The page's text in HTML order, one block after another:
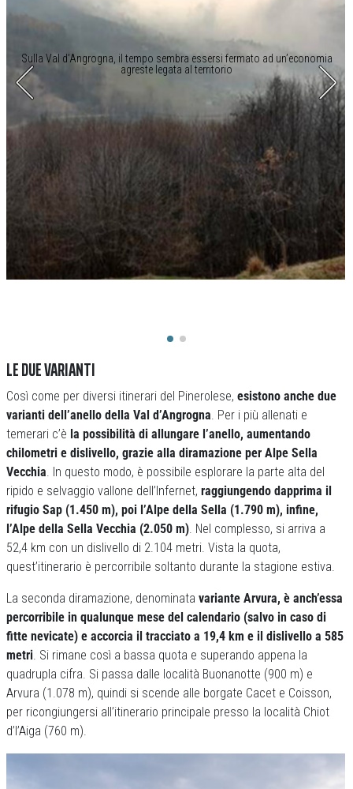
Sulla Val d’Angrogna, il tempo sembra essersi fermato ad un’economia
agreste legata al territorio
LE DUE VARIANTI
Così come per diversi itinerari del Pinerolese, esistono anche due
varianti dell’anello della Val d’Angrogna. Per i più allenati e
temerari c’è la possibilità di allungare l’anello, aumentando
chilometri e dislivello, grazie alla diramazione per Alpe Sella
Vecchia. In questo modo, è possibile esplorare la parte alta del
ripido e selvaggio vallone dell’Infernet, raggiungendo dapprima il
rifugio Sap (1.450 m), poi l’Alpe della Sella (1.790 m), infine,
l’Alpe della Sella Vecchia (2.050 m). Nel complesso, si arriva a
52,4 km con un dislivello di 2.104 metri. Vista la quota,
quest’itinerario è percorribile soltanto durante la stagione estiva.
La seconda diramazione, denominata variante Arvura, è anch’essa
percorribile in qualunque mese del calendario (salvo in caso di
fitte nevicate) e accorcia il tracciato a 19,4 km e il dislivello a 585
metri. Si rimane così a bassa quota e superando appena la
quadrupla cifra. Si passa dalle località Buonanotte (900 m) e
Arvura (1.078 m), quindi si scende alle borgate Cacet e Coisson,
per ricongiungersi all’itinerario principale presso la località Chiot
d’l’Aiga (760 m).